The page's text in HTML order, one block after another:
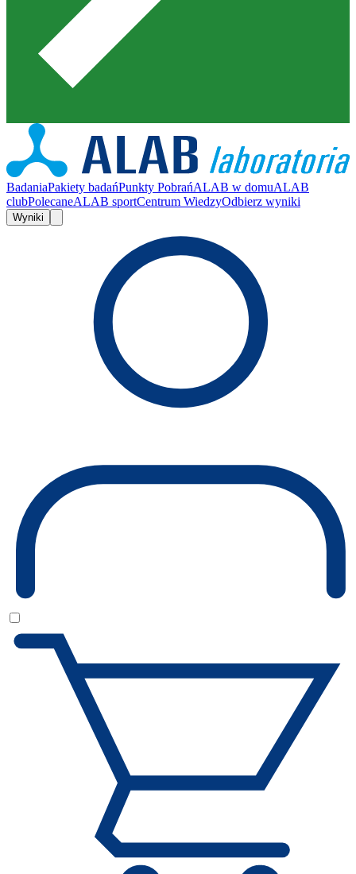
BadaniaPakiety badańPunkty PobrańALAB w domuALAB
clubPolecaneALAB sportCentrum WiedzyOdbierz wyniki
Wyniki